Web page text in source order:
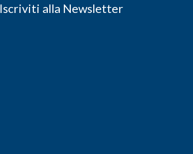
Iscriviti alla Newsletter